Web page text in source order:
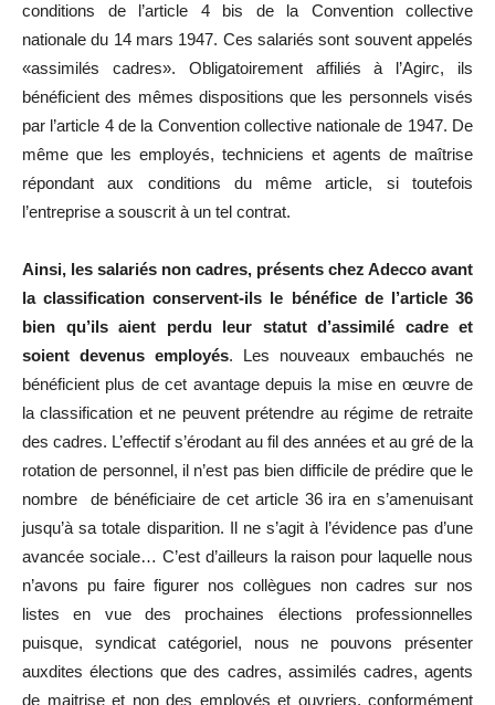
conditions de l’article 4 bis de la Convention collective
nationale du 14 mars 1947. Ces salariés sont souvent appelés
«assimilés cadres». Obligatoirement affiliés à l’Agirc, ils
bénéficient des mêmes dispositions que les personnels visés
par l’article 4 de la Convention collective nationale de 1947. De
même que les employés, techniciens et agents de maîtrise
répondant aux conditions du même article, si toutefois
l’entreprise a souscrit à un tel contrat.
Ainsi, les salariés non cadres, présents chez Adecco avant
la classification conservent-ils le bénéfice de l’article 36
bien qu’ils aient perdu leur statut d’assimilé cadre et
soient devenus employés. Les nouveaux embauchés ne
bénéficient plus de cet avantage depuis la mise en œuvre de
la classification et ne peuvent prétendre au régime de retraite
des cadres. L’effectif s’érodant au fil des années et au gré de la
rotation de personnel, il n’est pas bien difficile de prédire que le
nombre de bénéficiaire de cet article 36 ira en s’amenuisant
jusqu’à sa totale disparition. Il ne s’agit à l’évidence pas d’une
avancée sociale… C’est d’ailleurs la raison pour laquelle nous
n’avons pu faire figurer nos collègues non cadres sur nos
listes en vue des prochaines élections professionnelles
puisque, syndicat catégoriel, nous ne pouvons présenter
auxdites élections que des cadres, assimilés cadres, agents
de maitrise et non des employés et ouvriers, conformément